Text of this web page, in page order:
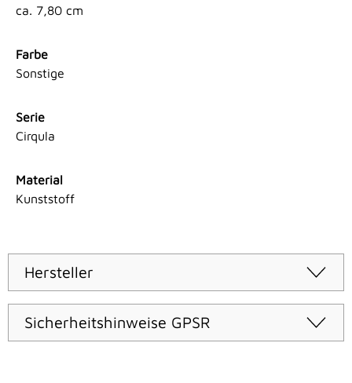
ca. 7,80 cm
Farbe
Sonstige
Serie
Cirqula
Material
Kunststoff
Hersteller
Sicherheitshinweise GPSR